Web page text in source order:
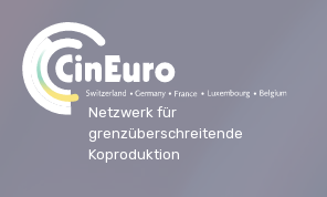
Netzwerk für
grenzüberschreitende
Koproduktion